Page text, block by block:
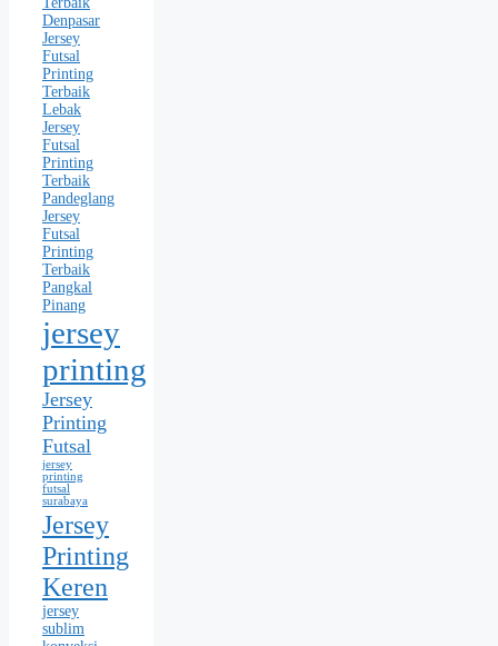
Denpasar
Jersey
Futsal
Printing
Terbaik
Lebak
Jersey
Futsal
Printing
Terbaik
Pandeglang
Jersey
Futsal
Printing
Terbaik
Pangkal
Pinang
jersey
printing
Jersey
Printing
Futsal
jersey
printing
futsal
surabaya
Jersey
Printing
Keren
jersey
sublim